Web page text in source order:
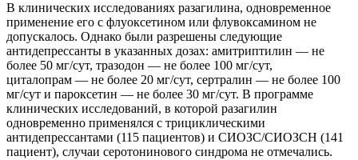
В клинических исследованиях разагилина, одновременное
применение его с флуоксетином или флувоксамином не
допускалось. Однако были разрешены следующие
антидепрессанты в указанных дозах: амитриптилин — не
более 50 мг/сут, тразодон — не более 100 мг/сут,
циталопрам — не более 20 мг/сут, сертралин — не более 100
мг/сут и пароксетин — не более 30 мг/сут. В программе
клинических исследований, в которой разагилин
одновременно применялся с трициклическими
антидепрессантами (115 пациентов) и СИОЗС/СИОЗСН (141
пациент), случаи серотонинового синдрома не отмечались.